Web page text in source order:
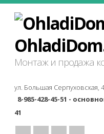
Монтаж и продажа
ул. Большая Серпуховская,
8-985-428-45-51 -
41